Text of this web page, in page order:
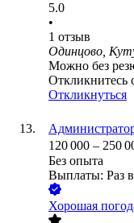
5.0
•
1 отзыв
Одинцово,
Можно без
Откликнитесь
Откликнуться
120 000 – 250
Без опыта
Выплаты: Раз
Хорошая